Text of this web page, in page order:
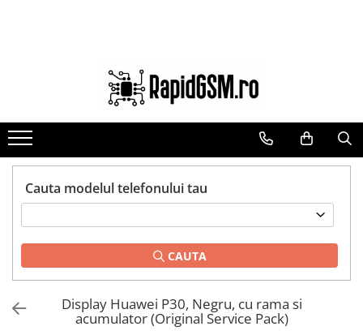
seria J
seria M
seria N(note)
seria S
Ecrane iPhone
Ecrane Huawei / Honor
Ecrane Xiaomi / Redmi
Cauta modelul telefonului tau
CAUTA
Display Huawei P30, Negru, cu rama si
acumulator (Original Service Pack)